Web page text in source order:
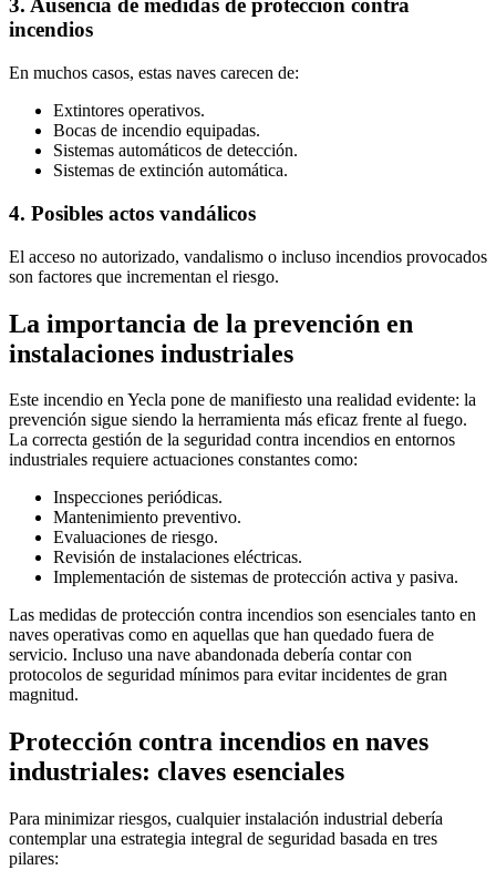
3. Ausencia de medidas de protección contra
incendios
En muchos casos, estas naves carecen de:
Extintores operativos.
Bocas de incendio equipadas.
Sistemas automáticos de detección.
Sistemas de extinción automática.
4. Posibles actos vandálicos
El acceso no autorizado, vandalismo o incluso incendios provocados
son factores que incrementan el riesgo.
La importancia de la prevención en
instalaciones industriales
Este incendio en Yecla pone de manifiesto una realidad evidente: la
prevención sigue siendo la herramienta más eficaz frente al fuego.
La correcta gestión de la seguridad contra incendios en entornos
industriales requiere actuaciones constantes como:
Inspecciones periódicas.
Mantenimiento preventivo.
Evaluaciones de riesgo.
Revisión de instalaciones eléctricas.
Implementación de sistemas de protección activa y pasiva.
Las medidas de protección contra incendios son esenciales tanto en
naves operativas como en aquellas que han quedado fuera de
servicio. Incluso una nave abandonada debería contar con
protocolos de seguridad mínimos para evitar incidentes de gran
magnitud.
Protección contra incendios en naves
industriales: claves esenciales
Para minimizar riesgos, cualquier instalación industrial debería
contemplar una estrategia integral de seguridad basada en tres
pilares: